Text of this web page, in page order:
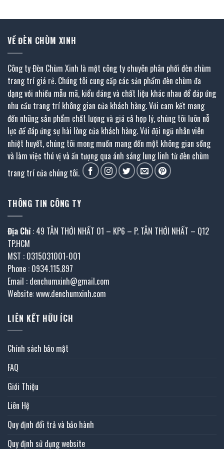
VỀ ĐÈN CHÙM XINH
Công ty Đèn Chùm Xinh là một công ty chuyên phân phối đèn chùm
trang trí giá rẻ. Chúng tôi cung cấp các sản phẩm đèn chùm đa
dạng với nhiều mẫu mã, kiểu dáng và chất liệu khác nhau để đáp ứng
nhu cầu trang trí không gian của khách hàng. Với cam kết mang
đến những sản phẩm chất lượng và giá cả hợp lý, chúng tôi luôn nỗ
lực để đáp ứng sự hài lòng của khách hàng. Với đội ngũ nhân viên
nhiệt huyết, chúng tôi mong muốn mang đến một không gian sống
và làm việc thú vị và ấn tượng qua ánh sáng lung linh từ đèn chùm
trang trí của chúng tôi.
THÔNG TIN CÔNG TY
Địa Chỉ : 49 TÂN THỚI NHẤT 01 – KP6 – P. TÂN THỚI NHẤT – Q12
TP.HCM
MST : 0315031001-001
Phone : 0934.115.897
Email : denchumxinh@gmail.com
Website: www.denchumxinh.com
LIÊN KẾT HỮU ÍCH
Chính sách bảo mật
FAQ
Giới Thiệu
Liên Hệ
Quy định đổi trả và bảo hành
Quy định sử dụng website